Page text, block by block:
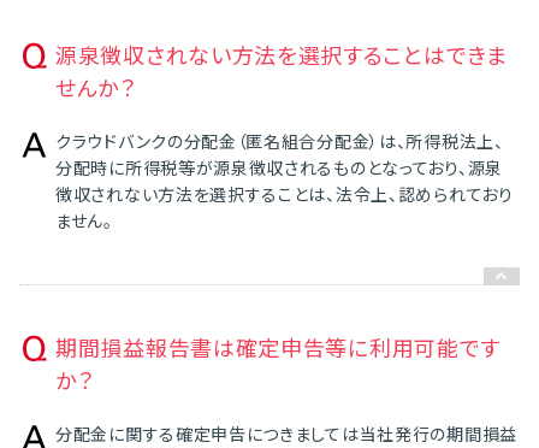
源泉徴収されない方法を選択することはできま
せんか？
クラウドバンクの分配金（匿名組合分配金）は、所得税法上、
分配時に所得税等が源泉徴収されるものとなっており、源泉
徴収されない方法を選択することは、法令上、認められており
ません。
期間損益報告書は確定申告等に利用可能です
か？
分配金に関する確定申告につきましては当社発行の期間損益